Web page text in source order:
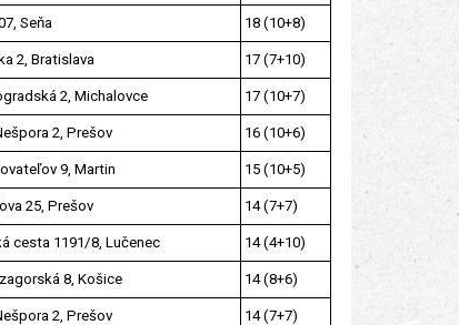
Seňa 18 (10+8)
2, Bratislava 17 (7+10)
2, Michalovce 17 (10+7)
2, Prešov 16 (10+6)
9, Martin 15 (10+5)
25, Prešov 14 (7+7)
cesta 1191/8, Lučenec 14 (4+10)
8, Košice 14 (8+6)
2, Prešov 14 (7+7)